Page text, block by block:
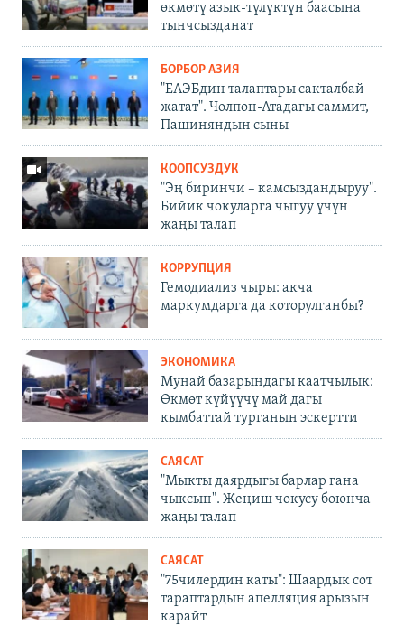
өкмөтү азык-түлүктүн баасына
тынчсызданат
БОРБОР АЗИЯ
"ЕАЭБдин талаптары сакталбай
жатат". Чолпон-Атадагы саммит,
Пашиняндын сыны
КООПСУЗДУК
"Эң биринчи – камсыздандыруу".
Бийик чокуларга чыгуу үчүн
жаңы талап
КОРРУПЦИЯ
Гемодиализ чыры: акча
маркумдарга да которулганбы?
ЭКОНОМИКА
Мунай базарындагы каатчылык:
Өкмөт күйүүчү май дагы
кымбаттай турганын эскертти
САЯСАТ
"Мыкты даярдыгы барлар гана
чыксын". Жеңиш чокусу боюнча
жаңы талап
САЯСАТ
"75чилердин каты": Шаардык сот
тараптардын апелляция арызын
карайт